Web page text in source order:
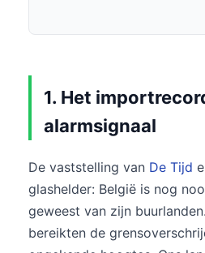
1. Het
alarmsignaal
De vaststelling van De Tijd
glashelder: België is nog
geweest van zijn
bereikten de